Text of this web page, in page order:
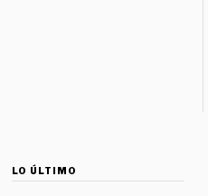
LO ÚLTIMO